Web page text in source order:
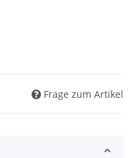
Frage zum Artikel